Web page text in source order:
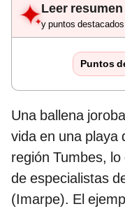
Leer resumen
y puntos
Puntos
Una ballena
vida en una playa
región Tumbes,
de especialistas
(Imarpe). El